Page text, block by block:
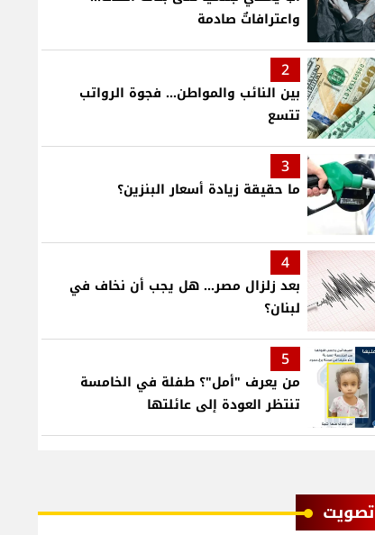
واعترافاتٌ صادمة
2
بين النائب والمواطن... فجوة الرواتب
تتسع
3
ما حقيقة زيادة أسعار البنزين؟
4
بعد زلزال مصر... هل يجب أن نخاف في
لبنان؟
5
من يعرف "أمل"؟ طفلة في الخامسة
تنتظر العودة إلى عائلتها
ﺗﺼﻮﻳﺖ